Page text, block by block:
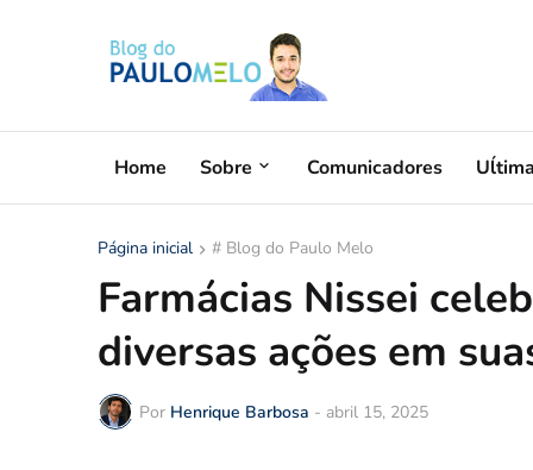
Home Sobre Comunicadores
Página inicial # Blog do Paulo Melo
Farmácias Nissei
diversas ações em
Por Henrique Barbosa - abril 15, 2025